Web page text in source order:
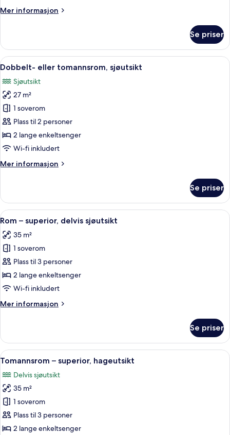
Mer informasjon
Mer
eller
tomannsrom,
delvis
Se priser
Åpne
alle
bildene
av
Dobbelt-
eller
tomannsrom,
sjøutsikt
Allergitestet sengetøy, safe på
6
Dobbelt- eller tomannsrom, sjøutsikt
Sjøutsikt
27 m²
1 soverom
Plass til 2 personer
2 lange enkeltsenger
Wi-fi inkludert
Mer informasjon
Mer
eller
tomannsrom,
sjøutsikt
Se priser
Åpne
alle
bildene
av
Rom
–
superior,
sjøutsikt
Rom – superior, delvis sjøutsikt |
6
Rom – superior, delvis sjøutsikt
35 m²
1 soverom
Plass til 3 personer
2 lange enkeltsenger
Wi-fi inkludert
Mer informasjon
Mer
–
superior,
delvis
Se priser
Åpne
alle
bildene
av
Tomannsrom
–
superior,
Tomannsrom – superior, hageutsikt |
7
Tomannsrom – superior, hageutsikt
Delvis sjøutsikt
35 m²
1 soverom
Plass til 3 personer
2 lange enkeltsenger